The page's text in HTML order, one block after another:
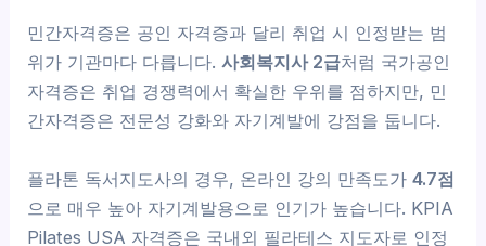
민간자격증은 공인 자격증과 달리 취업 시 인정받는 범
위가 기관마다 다릅니다.사회복지사 2급처럼 국가공인
자격증은 취업 경쟁력에서 확실한 우위를 점하지만, 민
간자격증은 전문성 강화와 자기계발에 강점을 둡니다.
플라톤 독서지도사의 경우, 온라인 강의 만족도가4.7점
으로 매우 높아 자기계발용으로 인기가 높습니다. KPIA
Pilates USA 자격증은 국내외 필라테스 지도자로 인정